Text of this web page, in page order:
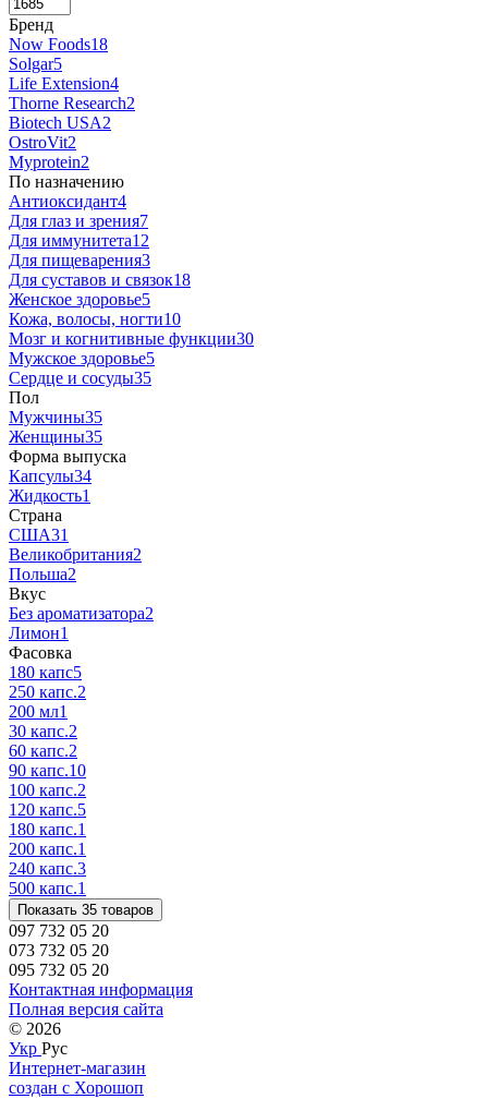
Бренд
Now Foods18
Solgar5
Life Extension4
Thorne Research2
Biotech USA2
OstroVit2
Myprotein2
По назначению
Антиоксидант4
Для глаз и зрения7
Для иммунитета12
Для пищеварения3
Для суставов и связок18
Женское здоровье5
Кожа, волосы, ногти10
Мозг и когнитивные функции30
Мужское здоровье5
Сердце и сосуды35
Пол
Мужчины35
Женщины35
Форма выпуска
Капсулы34
Жидкость1
Страна
США31
Великобритания2
Польша2
Вкус
Без ароматизатора2
Лимон1
Фасовка
180 капс5
250 капс.2
200 мл1
30 капс.2
60 капс.2
90 капс.10
100 капс.2
120 капс.5
180 капс.1
200 капс.1
240 капс.3
500 капс.1
Показать 35 товаров
097 732 05 20
073 732 05 20
095 732 05 20
Контактная информация
Полная версия сайта
© 2026
Укр Рус
Интернет-магазин
создан с Хорошоп